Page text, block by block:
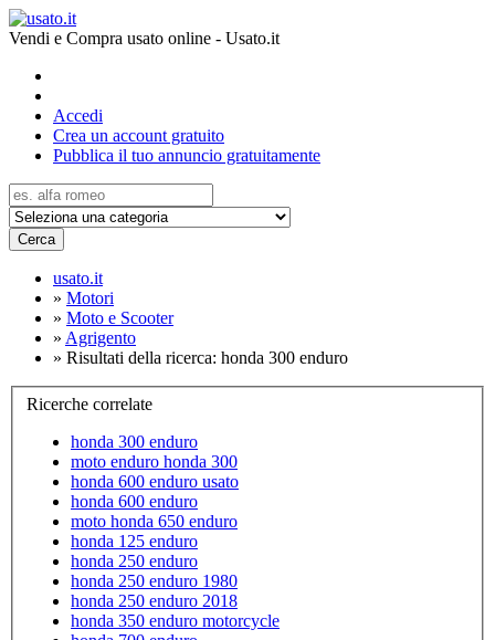
Vendi e Compra usato online - Usato.it
Accedi
Crea un account gratuito
Pubblica il tuo annuncio gratuitamente
Cerca
usato.it
» Motori
» Moto e Scooter
» Agrigento
» Risultati della ricerca: honda 300 enduro
Ricerche correlate
honda 300 enduro
moto enduro honda 300
honda 600 enduro usato
honda 600 enduro
moto honda 650 enduro
honda 125 enduro
honda 250 enduro
honda 250 enduro 1980
honda 250 enduro 2018
honda 350 enduro motorcycle